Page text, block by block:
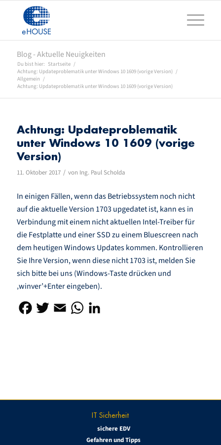
Blog - Aktuelle Neuigkeiten
Du bist hier: Startseite /
Achtung: Updateproblematik unter Windows 10 1609 (vorige Version) /
Allgemein /
Achtung: Updateproblematik unter Windows 10 1609 (vorige Version)
Achtung: Updateproblematik
unter Windows 10 1609 (vorige
Version)
11. Oktober 2017 / von Ing. Paul Scholda
In einigen Fällen, wenn das Betriebssystem noch nicht
auf die aktuelle Version 1703 upgedatet ist, kann es in
Verbindung mit einem nicht aktuellen Intel-Treiber für
die Festplatte und einer SSD zu einem Bluescreen nach
dem heutigen Windows Updates kommen. Kontrollieren
Sie Ihre Version, wenn diese nicht 1703 ist, melden Sie
sich bitte bei uns (Windows-Taste drücken und
‚winver’+Enter eingeben).
IT Sicherheit
sichere EDV
Gefahren und Tipps